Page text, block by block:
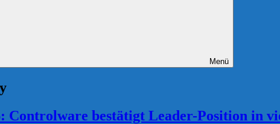
Menü
Controlware bestätigt Leader-Position in